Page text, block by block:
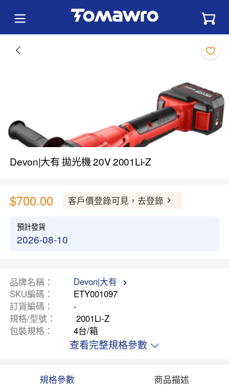
Devon|大有 拋光機 20V 2001Li-Z
$700.00 客戶價登錄可見，去登錄
預計發貨
2026-08-10
品牌名稱
Devon|大有
SKU編碼
ETY001097
訂貨編碼
-
規格/型號
2001Li-Z
包裝規格
4台/箱
查看完整規格參數
規格參數 商品描述